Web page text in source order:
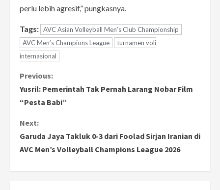
perlu lebih agresif,” pungkasnya.
Tags: AVC Asian Volleyball Men’s Club Championship
AVC Men’s Champions League
turnamen voli
internasional
C
o
n
t
Previous:
Yusril: Pemerintah Tak Pernah Larang Nobar Film
“Pesta Babi”
Next:
Garuda Jaya Takluk 0-3 dari Foolad Sirjan Iranian di
AVC Men’s Volleyball Champions League 2026